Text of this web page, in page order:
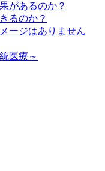
があるのか？
るのか？
ージはありません
医療～